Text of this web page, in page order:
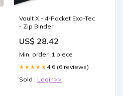
Vault X - 4-Pocket Exo-Tec
- Zip Binder
US$ 28.42
Min. order: 1 piece
★★★★★ 4.6 (6 reviews)
Sold : Login>>